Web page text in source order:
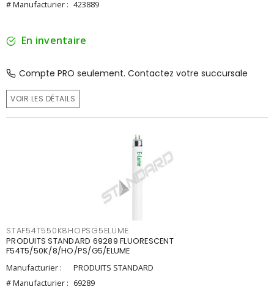
# Manufacturier : 423889
En inventaire
Compte PRO seulement. Contactez votre succursale
VOIR LES DÉTAILS
STAF54T550K8HOPSG5ELUME
PRODUITS STANDARD 69289 FLUORESCENT
F54T5/50K/8/HO/PS/G5/ELUME
Manufacturier :
PRODUITS STANDARD
# Manufacturier : 69289